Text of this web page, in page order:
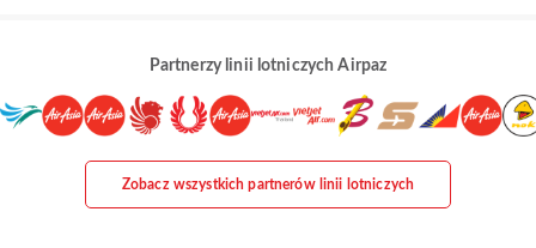
Partnerzy linii lotniczych Airpaz
Zobacz wszystkich partnerów linii lotniczych